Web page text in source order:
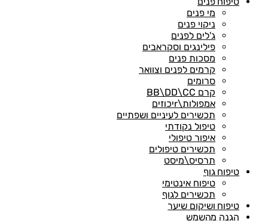
מי פנים
ניקוי פנים
ג'לים לפנים
פילינגים וסקראבים
מסכות פנים
קרמים לפנים וצוואר
סרומים
קרם BB\DD\CC
אמפולות\rיכוזים
תכשירים לעיניים ושפתיים
טיפול נקודתי
איפור טיפולי
תכשירים טיפולים
תרסיס\מיסט
טיפוח גוף
טיפוח אינטימי
תכשירים לגוף
טיפוח ושיקום שיער
הגנה מהשמש